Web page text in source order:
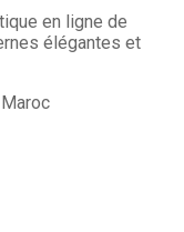
en ligne de
élégantes et